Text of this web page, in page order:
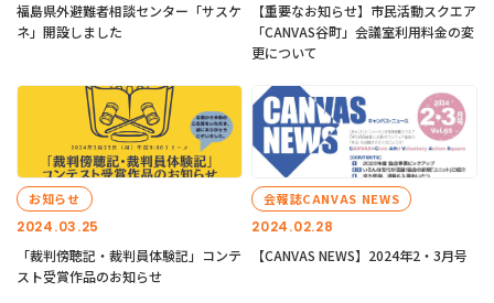
福島県外避難者相談センター「サスケ
ネ」開設しました
【重要なお知らせ】市民活動スクエア
「CANVAS谷町」会議室利用料金の変
更について
2024.03.25
お知らせ
「裁判傍聴記・裁判員体験記」コンテ
スト受賞作品のお知らせ
2024.02.28
会報誌CANVAS NEWS
【CANVAS NEWS】2024年2・3月号